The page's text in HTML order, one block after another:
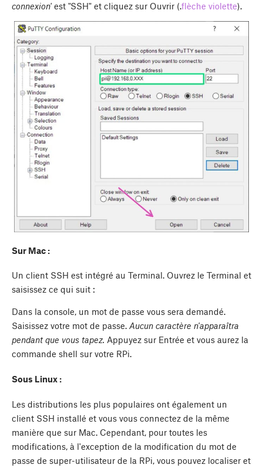
connexion' est "SSH" et cliquez sur Ouvrir (.flèche violette).
Sur Mac :
Un client SSH est intégré au Terminal. Ouvrez le Terminal et
saisissez ce qui suit :
Dans la console, un mot de passe vous sera demandé.
Saisissez votre mot de passe. Aucun caractère n'apparaîtra
pendant que vous tapez. Appuyez sur Entrée et vous aurez la
commande shell sur votre RPi.
Sous Linux :
Les distributions les plus populaires ont également un
client SSH installé et vous vous connectez de la même
manière que sur Mac. Cependant, pour toutes les
modifications, à l'exception de la modification du mot de
passe de super-utilisateur de la RPi, vous pouvez localiser et